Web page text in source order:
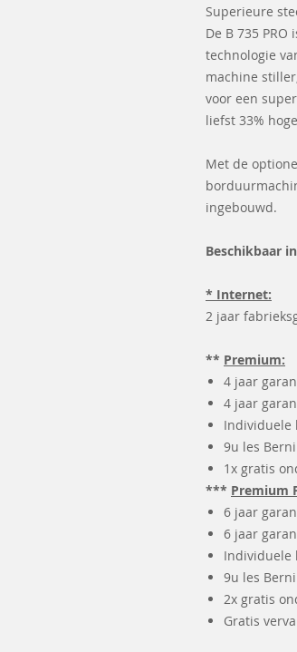
Superieure
De B 735
technologie
machine
voor een
liefst 33%
Met de
ingebouwd.
Beschikbaar
* Internet:
2 jaar
** Premium:
4 jaar
4 jaar
Individuele
9u les
1x gratis
*** Premium
6 jaar
6 jaar
Individuele
9u les
2x gratis
Gratis